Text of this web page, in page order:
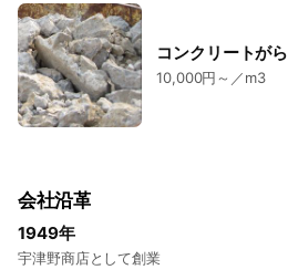
コンクリートがら
10,000円～／m3
会社沿革
1949年
宇津野商店として創業